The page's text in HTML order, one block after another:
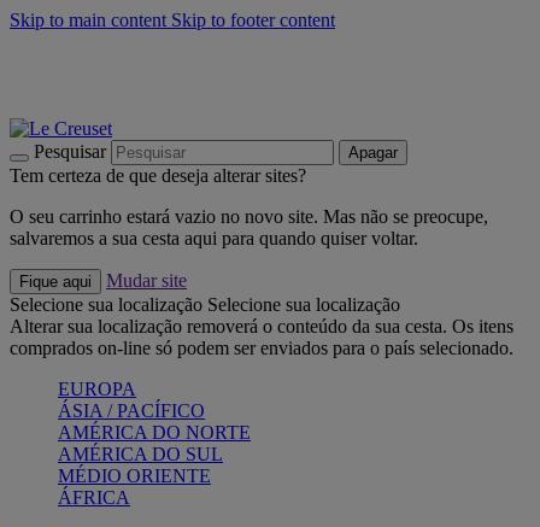
Skip to main content Skip to footer content
Pesquisar Apagar
Tem certeza de que deseja alterar sites?
O seu carrinho estará vazio no novo site. Mas não se preocupe,
salvaremos a sua cesta aqui para quando quiser voltar.
Fique aqui
Mudar site
Selecione sua localização Selecione sua localização
Alterar sua localização removerá o conteúdo da sua cesta. Os itens
comprados on-line só podem ser enviados para o país selecionado.
EUROPA
ÁSIA / PACÍFICO
AMÉRICA DO NORTE
AMÉRICA DO SUL
MÉDIO ORIENTE
ÁFRICA